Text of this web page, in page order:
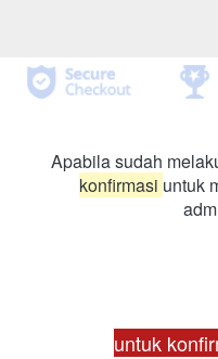
konfirmasi untuk
untuk